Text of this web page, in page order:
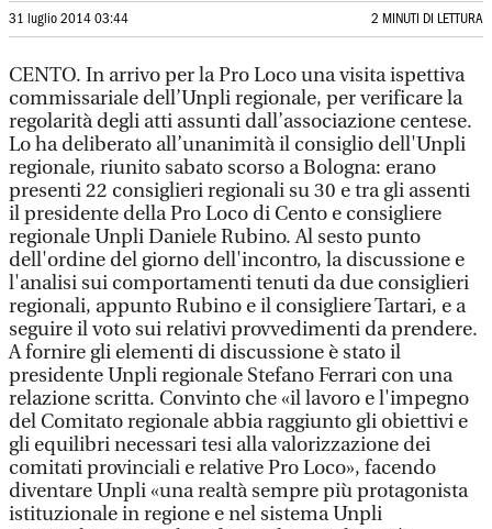
31 luglio 2014 03:44 2 MINUTI DI LETTURA
CENTO. In arrivo per la Pro Loco una visita ispettiva
commissariale dell’Unpli regionale, per verificare la
regolarità degli atti assunti dall’associazione centese.
Lo ha deliberato all’unanimità il consiglio dell'Unpli
regionale, riunito sabato scorso a Bologna: erano
presenti 22 consiglieri regionali su 30 e tra gli assenti
il presidente della Pro Loco di Cento e consigliere
regionale Unpli Daniele Rubino. Al sesto punto
dell'ordine del giorno dell'incontro, la discussione e
l'analisi sui comportamenti tenuti da due consiglieri
regionali, appunto Rubino e il consigliere Tartari, e a
seguire il voto sui relativi provvedimenti da prendere.
A fornire gli elementi di discussione è stato il
presidente Unpli regionale Stefano Ferrari con una
relazione scritta. Convinto che «il lavoro e l'impegno
del Comitato regionale abbia raggiunto gli obiettivi e
gli equilibri necessari tesi alla valorizzazione dei
comitati provinciali e relative Pro Loco», facendo
diventare Unpli «una realtà sempre più protagonista
istituzionale in regione e nel sistema Unpli